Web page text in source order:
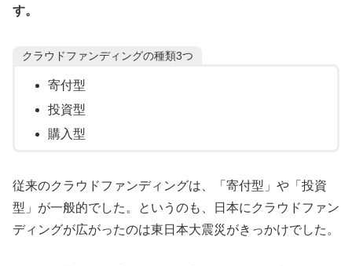
す。
クラウドファンディングの種類3つ
寄付型
投資型
購入型
従来のクラウドファンディングは、「寄付型」や「投資
型」が一般的でした。というのも、日本にクラウドファン
ディングが広がったのは東日本大震災がきっかけでした。